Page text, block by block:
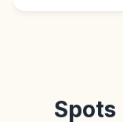
Spots